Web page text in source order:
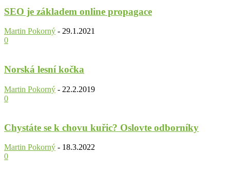
SEO je základem online propagace
Martin Pokorný - 29.1.2021
0
Norská lesní kočka
Martin Pokorný - 22.2.2019
0
Chystáte se k chovu kuřic? Oslovte odborníky
Martin Pokorný - 18.3.2022
0